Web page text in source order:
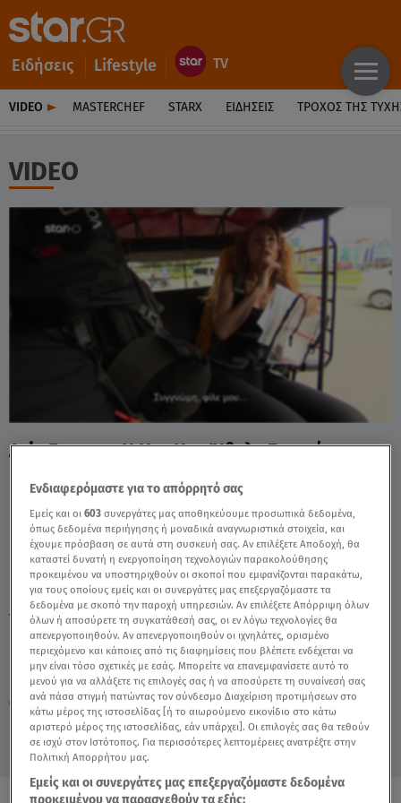
Ειδήσεις Lifestyle
VIDEO MASTERCHEF STARX ΕΙΔΉΣΕΙΣ ΤΡΟΧΌΣ ΤΗΣ
VIDEO
Παρασκευή 7 Αυγούστου 2026
14.10.22, 21:24 MEDIA
Asia Express: Η Κατ Κατ Ήθελε Επειγόντως
TAGS: ASIA EXPRESS ΚΑΤΕΡΙΝΑ ΚΑΛΙΝΟΓΛΟΥ KAT KAT
Ενδιαφερόμαστε για το απόρρητό σας
Εμείς και οι603 συνεργάτες μας αποθηκεύουμε προσωπικά δεδομένα,
όπως δεδομένα περιήγησης ή μοναδικά αναγνωριστικά στοιχεία, και
έχουμε πρόσβαση σε αυτά στη συσκευή σας. Αν επιλέξετε Αποδοχή, θα
καταστεί δυνατή η ενεργοποίηση τεχνολογιών παρακολούθησης
προκειμένου να υποστηριχθούν οι σκοποί που εμφανίζονται παρακάτω,
για τους οποίους εμείς και οι συνεργάτες μας επεξεργαζόμαστε τα
δεδομένα με σκοπό την παροχή υπηρεσιών. Αν επιλέξετε Απόρριψη όλων
όλων ή αποσύρετε τη συγκατάθεσή σας, οι εν λόγω τεχνολογίες θα
απενεργοποιηθούν. Αν απενεργοποιηθούν οι ιχνηλάτες, ορισμένο
περιεχόμενο και κάποιες από τις διαφημίσεις που βλέπετε ενδέχεται να
μην είναι τόσο σχετικές με εσάς. Μπορείτε να επανεμφανίσετε αυτό το
μενού για να αλλάξετε τις επιλογές σας ή να αποσύρετε τη συναίνεσή σας
ανά πάσα στιγμή πατώντας τον σύνδεσμο Διαχείριση προτιμήσεων στο
κάτω μέρος της ιστοσελίδας [ή το αιωρούμενο εικονίδιο στο κάτω
αριστερό μέρος της ιστοσελίδας, εάν υπάρχει]. Οι επιλογές σας θα τεθούν
σε ισχύ στον Ιστότοπος. Για περισσότερες λεπτομέρειες ανατρέξτε στην
Πολιτική Απορρήτου μας.
Εμείς και οι συνεργάτες μας επεξεργαζόμαστε δεδομένα
προκειμένου να παρασχεθούν τα εξής: